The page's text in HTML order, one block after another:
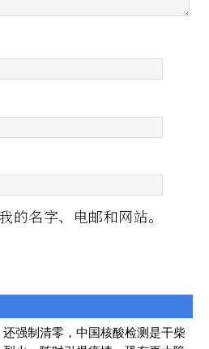
的名字、电邮和网站。
还强制清零，中国核酸检测是干柴